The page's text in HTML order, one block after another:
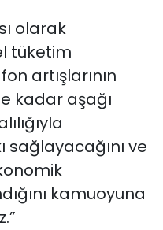
olarak
tüketim
artışlarının
kadar aşağı
sağlayacağını ve
kamuoyuna